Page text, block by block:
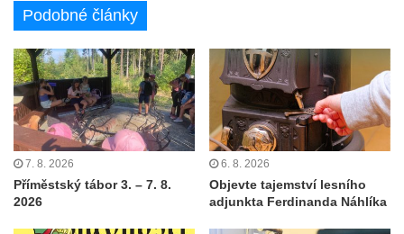
Podobné články
7. 8. 2026
Příměstský tábor 3. – 7. 8.
2026
6. 8. 2026
Objevte tajemství lesního
adjunkta Ferdinanda Náhlíka